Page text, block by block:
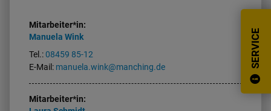
SERVICE
Mitarbeiter*in:
Manuela Wink
Tel.:08459 85-12
E-Mail: manuela.wink@manching.de
Mitarbeiter*in: